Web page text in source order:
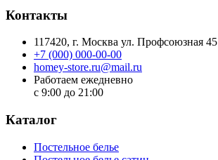
Контакты
117420, г. Москва ул. Профсоюзная 45
+7 (000) 000-00-00
homey-store.ru@mail.ru
Работаем ежедневно
с 9:00 до 21:00
Каталог
Постельное белье